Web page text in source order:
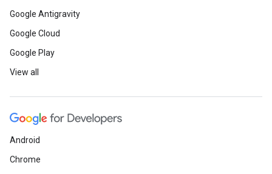
Google Antigravity
Google Cloud
Google Play
View all
Android
Chrome